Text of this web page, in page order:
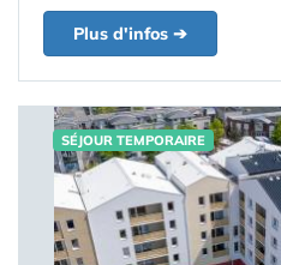
Plus d'infos ➔
SÉJOUR TEMPORAIRE